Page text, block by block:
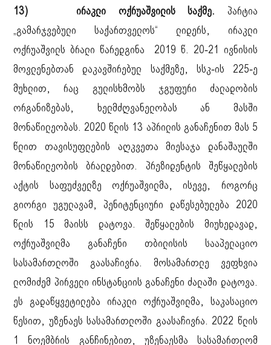
13) ირაკლი ოქრუაშვილის საქმე. პარტია
„გამარჯვებული საქართველოს“ ლიდერს, ირაკლი
ოქრუაშვილს ბრალი წარედგინა 2019 წ. 20-21 ივნისის
მოვლენებთან დაკავშირებულ საქმეზე, სსკ-ის 225-ე
მუხლით, რაც გულისხმობს ჯგუფური ძალადობის
ორგანიზებას, ხელმძღვანელობას ან მასში
მონაწილეობას. 2020 წლის 13 აპრილის განაჩენით მას 5
წლით თავისუფლების აღკვეთა მიესაჯა დანაშაულში
მონაწილეობის ბრალდებით. პრეზიდენტის შეწყალების
აქტის საფუძველზე ოქრუაშვილმა, ისევე, როგორც
გიორგი უგულავამ, პენიტენციური დაწესებულება 2020
წლის 15 მაისს დატოვა. შეწყალების მიუხედავად,
ოქრუაშვილმა განაჩენი თბილისის სააპელაციო
სასამართლოში გაასაჩივრა. მოსამართლე ვეფხვია
ლომიძემ პირველი ინსტანციის განაჩენი ძალაში დატოვა.
ეს გადაწყვეტილება ირაკლი ოქრუაშვილმა, საკასაციო
წესით, უზენაეს სასამართლოში გაასაჩივრა. 2022 წლის
1 ნოემბრის განჩინებით, უზენაესმა სასამართლომ